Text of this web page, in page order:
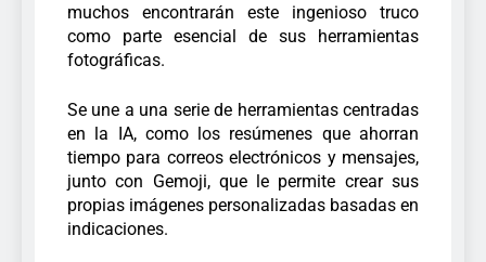
muchos encontrarán este ingenioso truco
como parte esencial de sus herramientas
fotográficas.
Se une a una serie de herramientas centradas
en la IA, como los resúmenes que ahorran
tiempo para correos electrónicos y mensajes,
junto con Gemoji, que le permite crear sus
propias imágenes personalizadas basadas en
indicaciones.